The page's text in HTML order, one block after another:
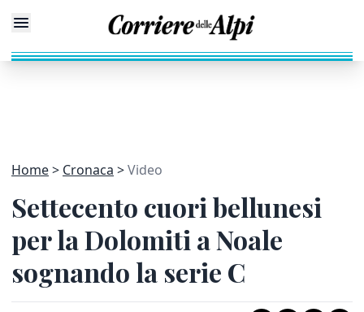
Home Cronaca Video
Settecento cuori bellunesi
per la Dolomiti a Noale
sognando la serie C